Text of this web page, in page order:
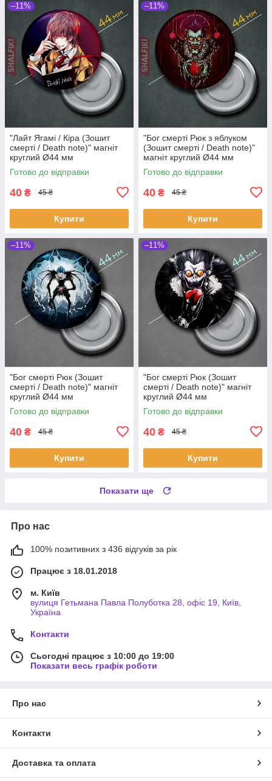
–11%
"Лайт Ягамі / Кіра (Зошит
смерті / Death note)" магніт
круглий Ø44 мм
Готово до відправки
40 ₴ 45 ₴
Купити
–11%
"Бог смерті Рюк з яблуком
(Зошит смерті / Death note)"
магніт круглий Ø44 мм
Готово до відправки
40 ₴ 45 ₴
Купити
–11%
"Бог смерті Рюк (Зошит
смерті / Death note)" магніт
круглий Ø44 мм
Готово до відправки
40 ₴ 45 ₴
Купити
–11%
"Бог смерті Рюк (Зошит
смерті / Death note)" магніт
круглий Ø44 мм
Готово до відправки
40 ₴ 45 ₴
Купити
Показати ще
Про нас
100% позитивних з 436 відгуків за рік
Працює з 18.01.2018
м. Київ
вулиця Гетьмана Павла Полуботка 28, офіс 19, Київ,
Україна
Контакти
Сьогодні працює з 10:00 до 19:00
Показати весь графік роботи
Про нас
Контакти
Доставка та оплата